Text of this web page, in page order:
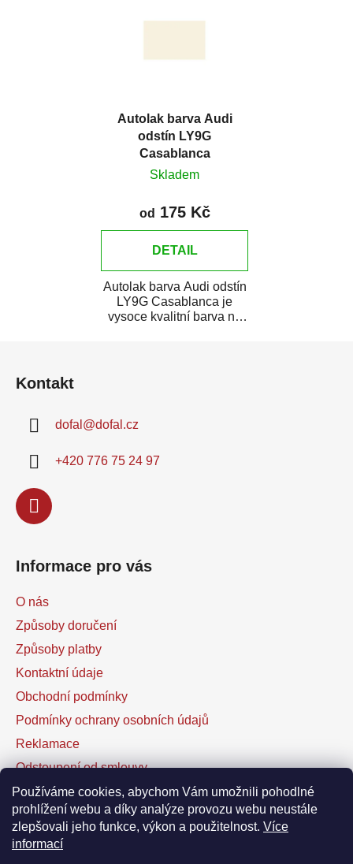
Používáme cookies, abychom Vám umožnili pohodlné
prohlížení webu a díky analýze provozu webu neustále
zlepšovali jeho funkce, výkon a použitelnost. Více
informací
Autolak barva Audi
odstín LY9G
Casablanca
Skladem
od 175 Kč
DETAIL
Autolak barva Audi odstín
LY9G Casablanca je
vysoce kvalitní barva na
Kontakt
dofal @dofal.cz
+420 776 75 24 97
Informace pro vás
O nás
Způsoby doručení
Způsoby platby
Kontaktní údaje
Obchodní podmínky
Podmínky ochrany osobních údajů
Reklamace
Odstoupení od smlouvy
Kontaktní formulář
Facebook